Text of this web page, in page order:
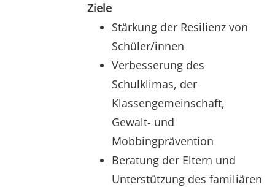
Ziele
Stärkung der Resilienz von
Schüler/innen
Verbesserung des
Schulklimas, der
Klassengemeinschaft,
Gewalt- und
Mobbingprävention
Beratung der Eltern und
Unterstützung des familiären